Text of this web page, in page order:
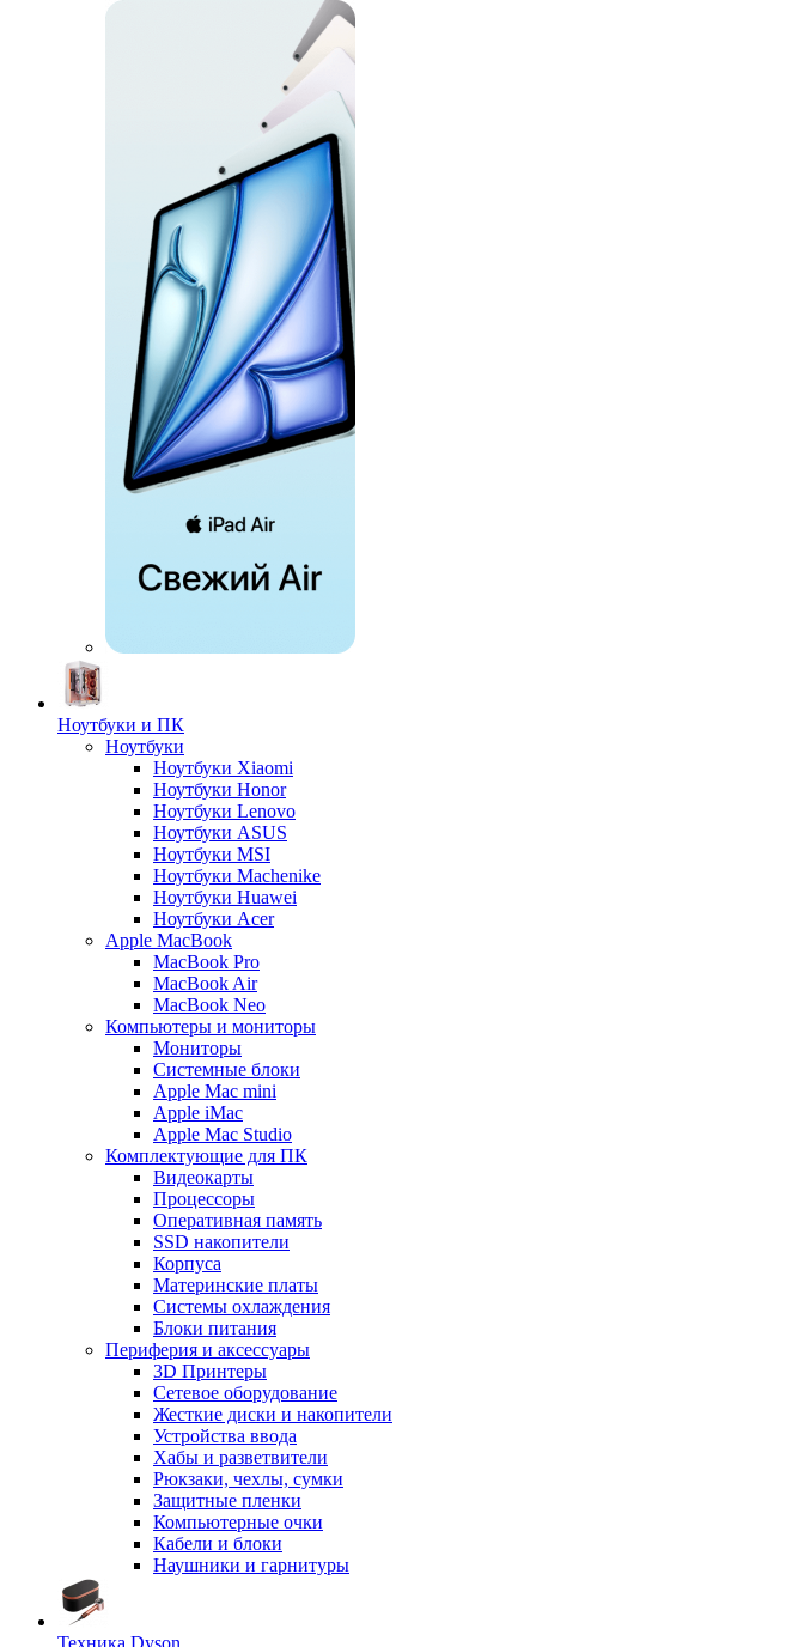
Ноутбуки и ПК
Ноутбуки
Ноутбуки Xiaomi
Ноутбуки Honor
Ноутбуки Lenovo
Ноутбуки ASUS
Ноутбуки MSI
Ноутбуки Machenike
Ноутбуки Huawei
Ноутбуки Acer
Apple MacBook
MacBook Pro
MacBook Air
MacBook Neo
Компьютеры и мониторы
Мониторы
Системные блоки
Apple Mac mini
Apple iMac
Apple Mac Studio
Комплектующие для ПК
Видеокарты
Процессоры
Оперативная память
SSD накопители
Корпуса
Материнские платы
Системы охлаждения
Блоки питания
Периферия и аксессуары
3D Принтеры
Сетевое оборудование
Жесткие диски и накопители
Устройства ввода
Хабы и разветвители
Рюкзаки, чехлы, сумки
Защитные пленки
Компьютерные очки
Кабели и блоки
Наушники и гарнитуры
Техника Dyson